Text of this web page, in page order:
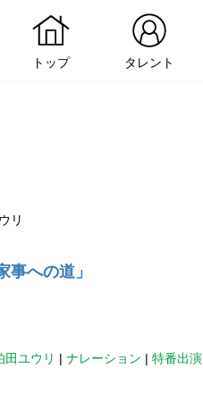
トップ タレント
リ
への道」
田ユウリ | ナレーション | 特番出演